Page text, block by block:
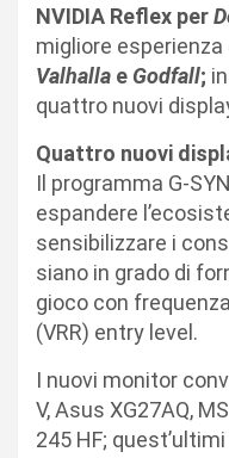
NVIDIA Reflex per
migliore esperienza
Valhalla e Godfall;
quattro nuovi
Quattro nuovi
Il programma G-
espandere
sensibilizzare i
siano in grado di
gioco con
(VRR) entry level.
I nuovi monitor
V, Asus XG27AQ,
245 HF;